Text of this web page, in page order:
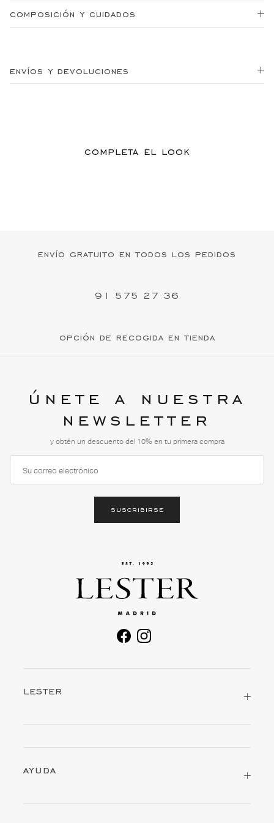
composición y cuidados
envíos y devoluciones
completa el look
envío gratuito en todos los pedidos
91 575 27 36
opción de recogida en tienda
únete a nuestra
newsletter
y obtén un descuento del 10% en tu primera compra
suscribirse
facebookinstagram
lester
ayuda